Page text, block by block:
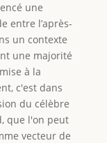
une
entre l’après-
un contexte
une majorité
à la
c'est dans
du célèbre
que l'on peut
vecteur de